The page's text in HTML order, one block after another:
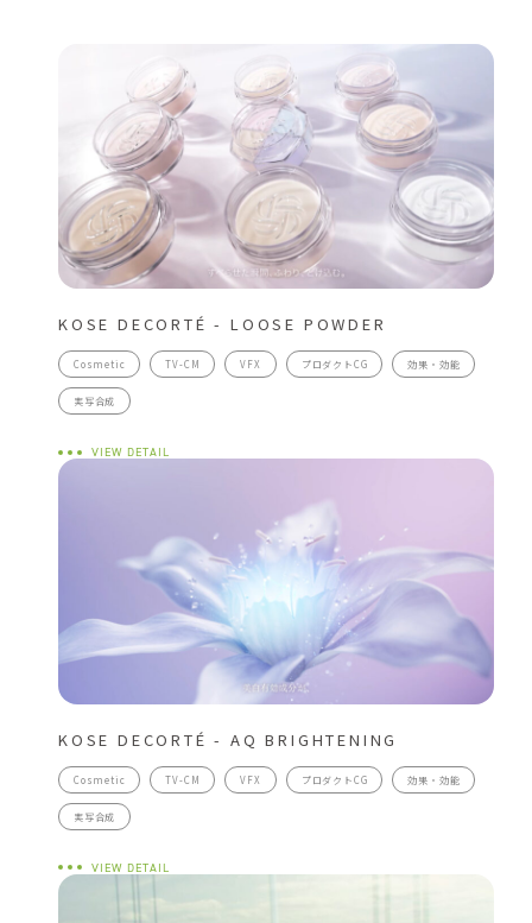
KOSE DECORTÉ - LOOSE POWDER
Cosmetic TV-CM VFX プロダクトCG 効果・効能
実写合成
VIEW DETAIL
KOSE DECORTÉ - AQ BRIGHTENING
Cosmetic TV-CM VFX プロダクトCG 効果・効能
実写合成
VIEW DETAIL